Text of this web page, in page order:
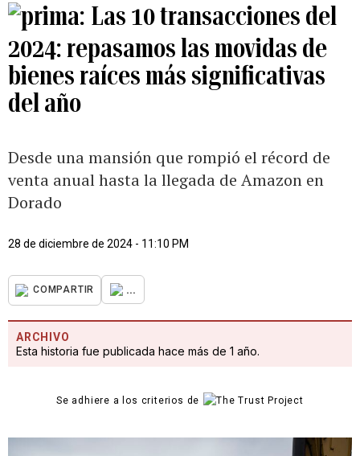
Las 10 transacciones del
2024: repasamos las movidas de
bienes raíces más significativas
del año
Desde una mansión que rompió el récord de
venta anual hasta la llegada de Amazon en
Dorado
28 de diciembre de 2024 - 11:10 PM
COMPARTIR ...
ARCHIVO
Esta historia fue publicada hace más de 1 año.
Se adhiere a los criterios de